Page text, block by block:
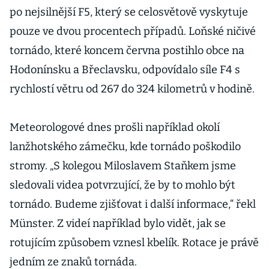
po nejsilnější F5, který se celosvětově vyskytuje
pouze ve dvou procentech případů. Loňské ničivé
tornádo, které koncem června postihlo obce na
Hodonínsku a Břeclavsku, odpovídalo síle F4 s
rychlostí větru od 267 do 324 kilometrů v hodině.
Meteorologové dnes prošli například okolí
lanžhotského zámečku, kde tornádo poškodilo
stromy. „S kolegou Miloslavem Staňkem jsme
sledovali videa potvrzující, že by to mohlo být
tornádo. Budeme zjišťovat i další informace,“ řekl
Münster. Z videí například bylo vidět, jak se
rotujícím způsobem vznesl kbelík. Rotace je právě
jedním ze znaků tornáda.